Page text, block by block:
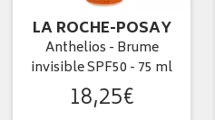
LA ROCHE-POSAY
Anthelios - Brume
invisible SPF50 - 75 ml
18,25€